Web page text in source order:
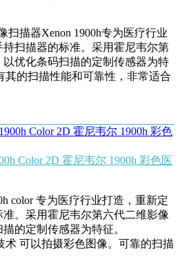
扫描器Xenon 1900h专为医疗行业
持扫描器的标准。采用霍尼韦尔第
以优化条码扫描的定制传感器为特
其的扫描性能和可靠性，非常适合
Color 2D 霍尼韦尔 1900h 彩色医
color 专为医疗行业打造，重新定
。采用霍尼韦尔第六代二维影像
的定制传感器为特征。
可以拍摄彩色图像。可靠的扫描